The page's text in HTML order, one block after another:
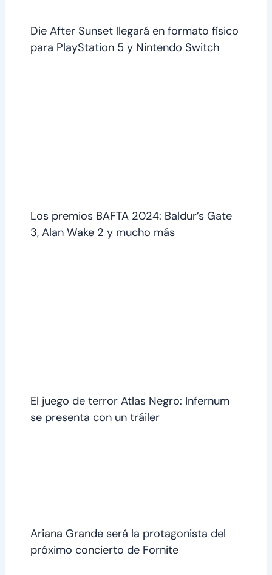
Die After Sunset llegará en formato físico
para PlayStation 5 y Nintendo Switch
Los premios BAFTA 2024: Baldur’s Gate
3, Alan Wake 2 y mucho más
El juego de terror Atlas Negro: Infernum
se presenta con un tráiler
Ariana Grande será la protagonista del
próximo concierto de Fornite